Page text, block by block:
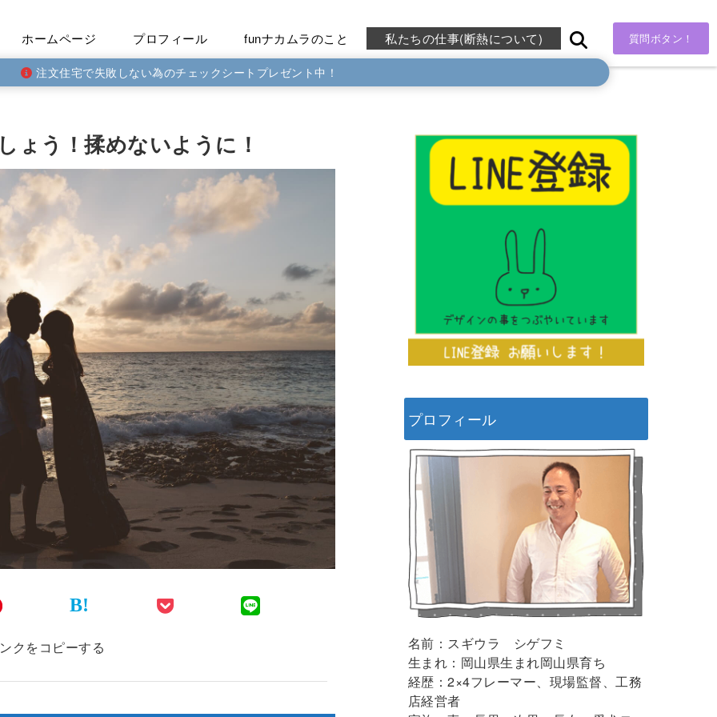
ホームページ プロフィール funナカムラのこと 私たちの仕事(断熱について) 質問ボタン！
注文住宅で失敗しない為のチェックシートプレゼント中！
ょう！揉めないように！
B!
クをコピーする
プロフィール
名前：スギウラ シゲフミ
生まれ：岡山県生まれ岡山県育ち
経歴：2×4フレーマー、現場監督、工務
店経営者